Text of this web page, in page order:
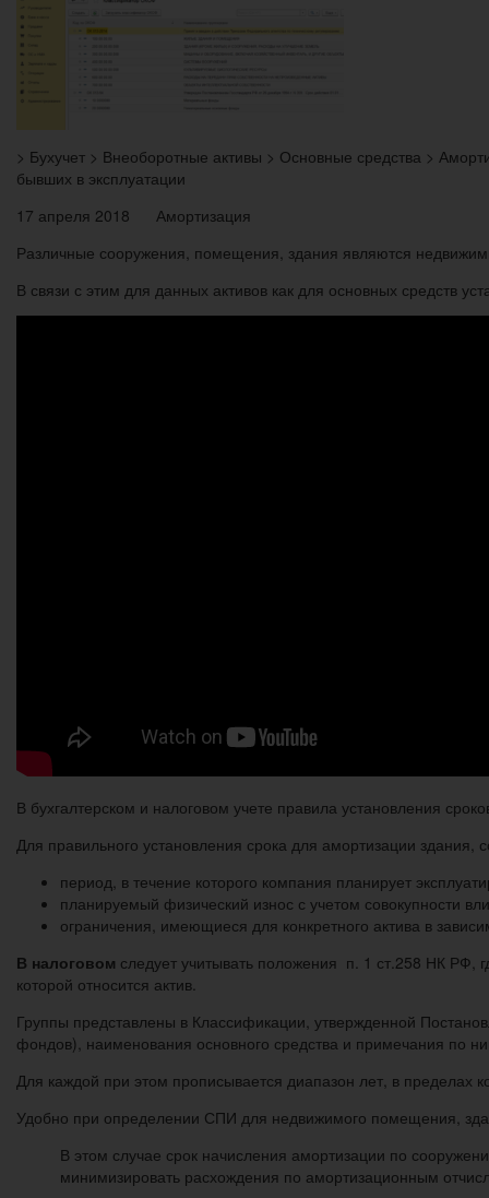
> Бухучет > Внеоборотные активы > Основные средства >
бывших в эксплуатации
17 апреля 2018 Амортизация
Различные сооружения, помещения, здания являются
В связи с этим для данных активов как для основных средств
В бухгалтерском и налоговом учете правила установления
Для правильного установления срока для амортизации
период, в течение которого компания планирует
планируемый физический износ с учетом совокупности
ограничения, имеющиеся для конкретного актива в
В налоговом следует учитывать положения п. 1 ст.258 НК РФ,
которой относится актив.
Группы представлены в Классификации, утвержденной
фондов), наименования основного средства и примечания по
Для каждой при этом прописывается диапазон лет, в пределах
Удобно при определении СПИ для недвижимого помещения,
В этом случае срок начисления амортизации по
минимизировать расхождения по амортизационным